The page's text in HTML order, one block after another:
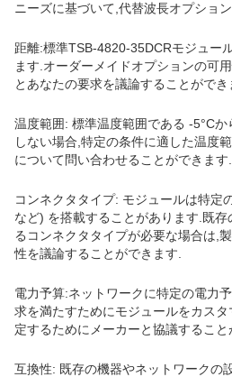
ニーズに基づいて,代替波長オプショ
距離:標準TSB-4820-35DCRモジュー
ます.オーダーメイドオプションの可
とあなたの要求を議論することができ
温度範囲: 標準温度範囲である -5°C
しない場合,特定の条件に適した温度
について問い合わせることができます..
コンネクタタイプ: モジュールは特定
など) を搭載することがあります.既
るコンネクタタイプが必要な場合は,
性を議論することができます.
電力予算:ネットワークに特定の電力
求を満たすためにモジュールをカス
定するためにメーカーと協議すること
互換性: 既存の機器やネットワークの